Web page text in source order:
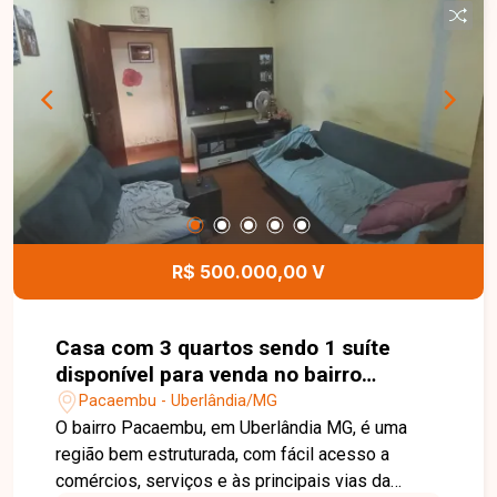
em um imóvel espaçoso, funcional e bem
localizado, entre em contato e agende sua visita.
R$ 500.000,00 V
Casa com 3 quartos sendo 1 suíte
disponível para venda no bairro
Pacaembu em Uberlândia-MG
Pacaembu - Uberlândia/MG
O bairro Pacaembu, em Uberlândia MG, é uma
região bem estruturada, com fácil acesso a
comércios, serviços e às principais vias da